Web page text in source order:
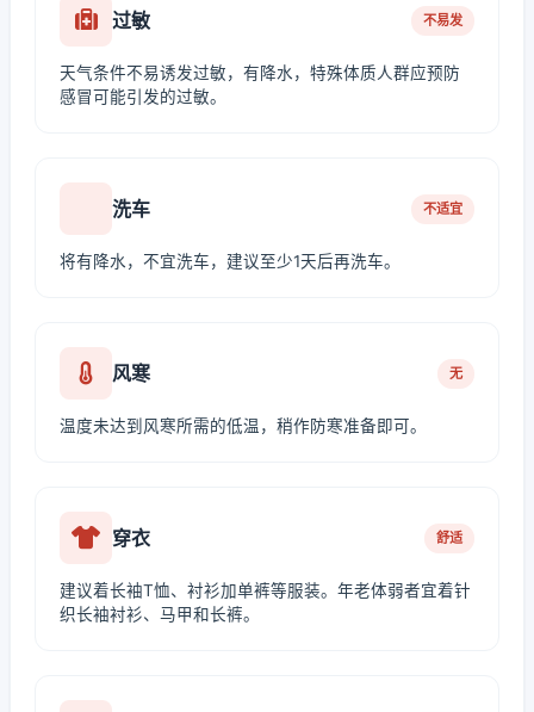
过敏 不易发
天气条件不易诱发过敏，有降水，特殊体质人群应预防
感冒可能引发的过敏。
洗车 不适宜
将有降水，不宜洗车，建议至少1天后再洗车。
风寒 无
温度未达到风寒所需的低温，稍作防寒准备即可。
穿衣 舒适
建议着长袖T恤、衬衫加单裤等服装。年老体弱者宜着针
织长袖衬衫、马甲和长裤。